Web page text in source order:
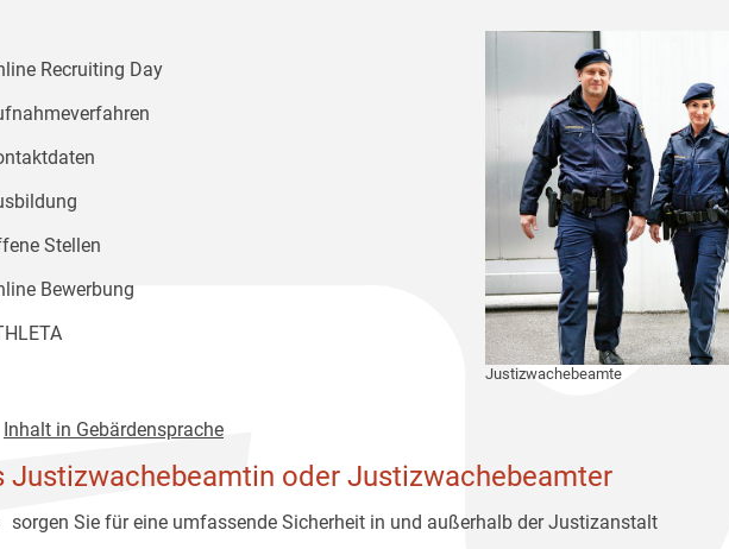
Recruiting Day
Stellen
Bewerbung
Justizwachebeamte
Inhalt in Gebärdensprache
Justizwachebeamtin oder Justizwachebeamter
sorgen Sie für eine umfassende Sicherheit in und außerhalb der Justizanstalt